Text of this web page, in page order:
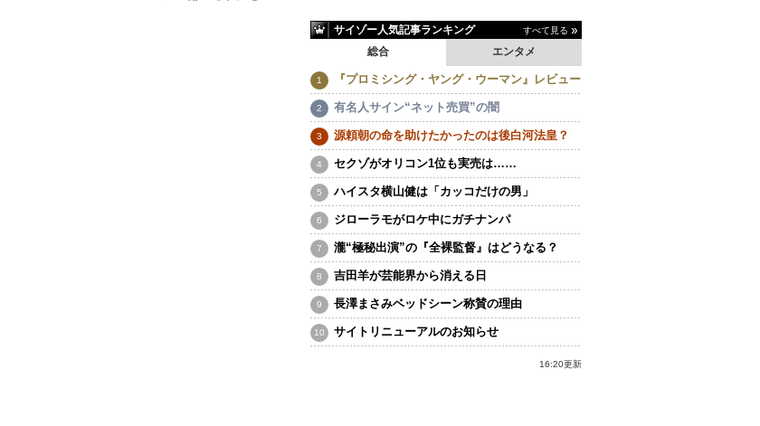
サイゾー人気記事ランキング すべて見る
エンタメ
総合
『プロミシング・ヤング・ウーマン』レビュー
有名人サイン“ネット売買”の闇
源頼朝の命を助けたかったのは後白河法皇？
セクゾがオリコン1位も実売は……
ハイスタ横山健は「カッコだけの男」
ジローラモがロケ中にガチナンパ
瀧“極秘出演”の『全裸監督』はどうなる？
吉田羊が芸能界から消える日
長澤まさみベッドシーン称賛の理由
サイトリニューアルのお知らせ
16:20更新